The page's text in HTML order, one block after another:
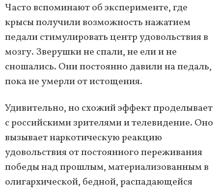
Часто вспоминают об эксперименте, где
крысы получили возможность нажатием
педали стимулировать центр удовольствия в
мозгу. Зверушки не спали, не ели и не
сношались. Они постоянно давили на педаль,
пока не умерли от истощения.
Удивительно, но схожий эффект проделывает
с российскими зрителями и телевидение. Оно
вызывает наркотическую реакцию
удовольствия от постоянного переживания
победы над прошлым, материализованным в
олигархической, бедной, распадающейся